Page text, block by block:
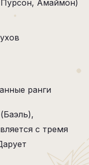
Амаймон)
ранги
(Баэль),
с тремя